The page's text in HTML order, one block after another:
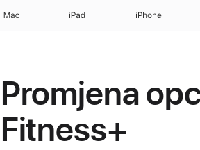
Mac iPad iPhone
Promjena
Fitness+